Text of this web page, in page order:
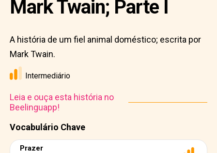
Vocabulário Chave
Prazer
Mark Twain; Parte I
A história de um fiel animal doméstico; escrita por
Mark Twain.
Intermediário
Leia e ouça esta história no
Beelinguapp!